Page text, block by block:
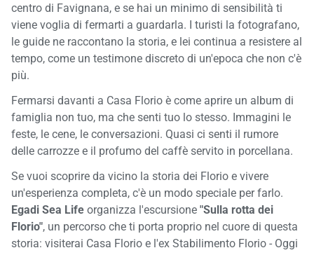
centro di Favignana, e se hai un minimo di sensibilità ti
viene voglia di fermarti a guardarla. I turisti la fotografano,
le guide ne raccontano la storia, e lei continua a resistere al
tempo, come un testimone discreto di un'epoca che non c'è
più.
Fermarsi davanti a Casa Florio è come aprire un album di
famiglia non tuo, ma che senti tuo lo stesso. Immagini le
feste, le cene, le conversazioni. Quasi ci senti il rumore
delle carrozze e il profumo del caffè servito in porcellana.
Se vuoi scoprire da vicino la storia dei Florio e vivere
un'esperienza completa, c'è un modo speciale per farlo.
Egadi Sea Life organizza l'escursione "Sulla rotta dei
Florio", un percorso che ti porta proprio nel cuore di questa
storia: visiterai Casa Florio e l'ex Stabilimento Florio - Oggi